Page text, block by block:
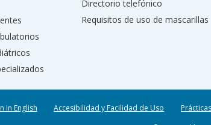
Directorio telefónico
Requisitos de uso de mascarillas
in English Accesibilidad y Facilidad de Uso